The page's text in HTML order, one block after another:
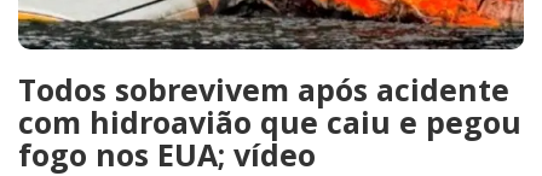
Todos sobrevivem após acidente
com hidroavião que caiu e pegou
fogo nos EUA; vídeo